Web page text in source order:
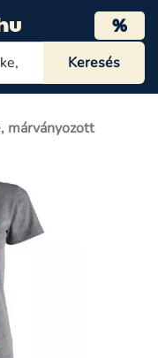
%
márványozott